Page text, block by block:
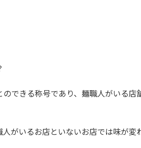
できる称号であり、麺職人がいる店
がいるお店といないお店では味が変